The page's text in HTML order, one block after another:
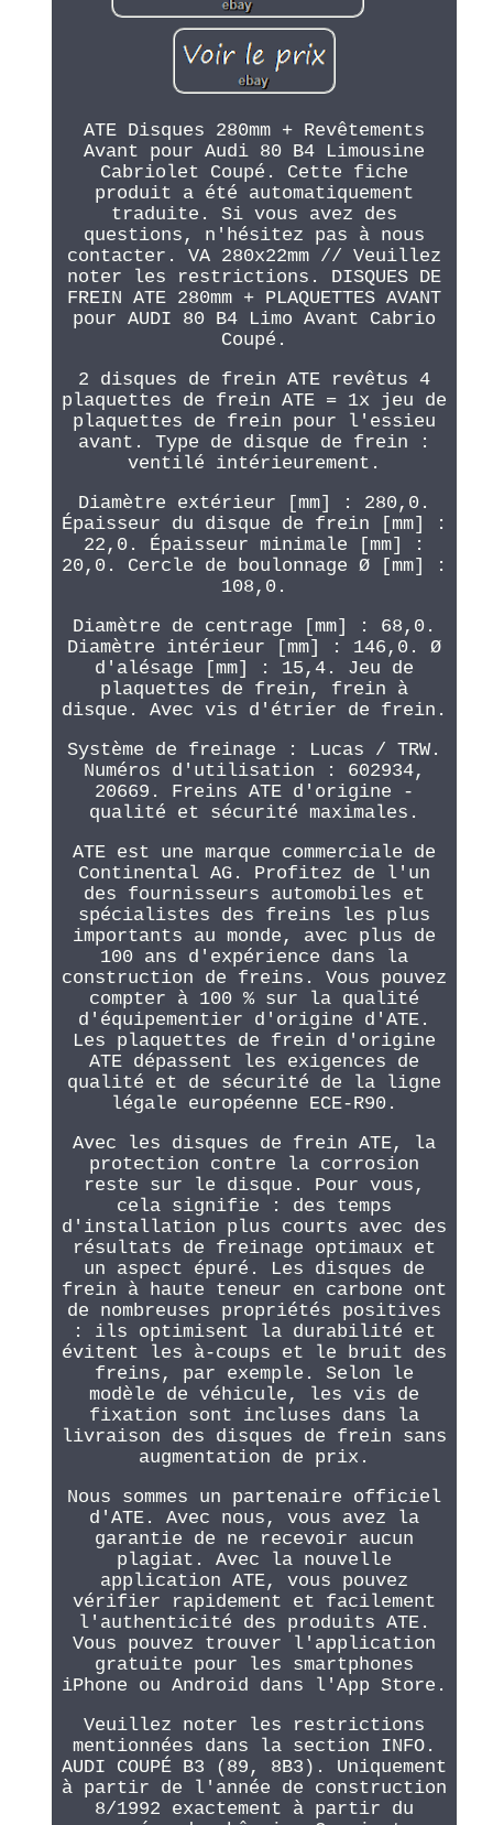
ATE Disques 280mm + Revêtements
Avant pour Audi 80 B4 Limousine
Cabriolet Coupé. Cette fiche
produit a été automatiquement
traduite. Si vous avez des
questions, n'hésitez pas à nous
contacter. VA 280x22mm // Veuillez
noter les restrictions. DISQUES DE
FREIN ATE 280mm + PLAQUETTES AVANT
pour AUDI 80 B4 Limo Avant Cabrio
Coupé.
2 disques de frein ATE revêtus 4
plaquettes de frein ATE = 1x jeu de
plaquettes de frein pour l'essieu
avant. Type de disque de frein :
ventilé intérieurement.
Diamètre extérieur [mm] : 280,0.
Épaisseur du disque de frein [mm] :
22,0. Épaisseur minimale [mm] :
20,0. Cercle de boulonnage Ø [mm] :
108,0.
Diamètre de centrage [mm] : 68,0.
Diamètre intérieur [mm] : 146,0. Ø
d'alésage [mm] : 15,4. Jeu de
plaquettes de frein, frein à
disque. Avec vis d'étrier de frein.
Système de freinage : Lucas / TRW.
Numéros d'utilisation : 602934,
20669. Freins ATE d'origine -
qualité et sécurité maximales.
ATE est une marque commerciale de
Continental AG. Profitez de l'un
des fournisseurs automobiles et
spécialistes des freins les plus
importants au monde, avec plus de
100 ans d'expérience dans la
construction de freins. Vous pouvez
compter à 100 % sur la qualité
d'équipementier d'origine d'ATE.
Les plaquettes de frein d'origine
ATE dépassent les exigences de
qualité et de sécurité de la ligne
légale européenne ECE-R90.
Avec les disques de frein ATE, la
protection contre la corrosion
reste sur le disque. Pour vous,
cela signifie : des temps
d'installation plus courts avec des
résultats de freinage optimaux et
un aspect épuré. Les disques de
frein à haute teneur en carbone ont
de nombreuses propriétés positives
: ils optimisent la durabilité et
évitent les à-coups et le bruit des
freins, par exemple. Selon le
modèle de véhicule, les vis de
fixation sont incluses dans la
livraison des disques de frein sans
augmentation de prix.
Nous sommes un partenaire officiel
d'ATE. Avec nous, vous avez la
garantie de ne recevoir aucun
plagiat. Avec la nouvelle
application ATE, vous pouvez
vérifier rapidement et facilement
l'authenticité des produits ATE.
Vous pouvez trouver l'application
gratuite pour les smartphones
iPhone ou Android dans l'App Store.
Veuillez noter les restrictions
mentionnées dans la section INFO.
AUDI COUPÉ B3 (89, 8B3). Uniquement
à partir de l'année de construction
8/1992 exactement à partir du